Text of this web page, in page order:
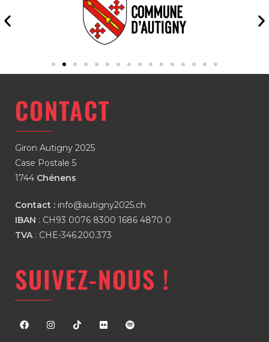
CONTACT
Giron Autigny 2025
Case Postale 5
1744 Chénens
Contact : info@autigny2025.ch
IBAN : CH93 0076 8300 1686 4870 0
TVA: CHE-346.200.373
SUIVEZ-NOUS !